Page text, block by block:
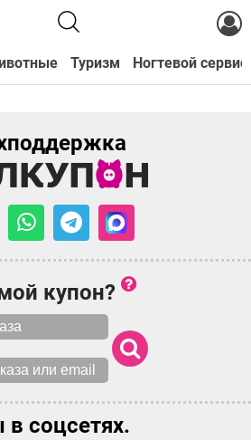
Туризм Ногтевой сервис
купон?
соцсетях.